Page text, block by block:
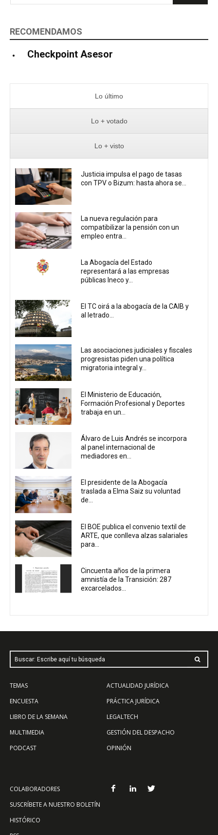
RECOMENDAMOS
Checkpoint Asesor
Lo último
Lo + votado
Lo + visto
Justicia impulsa el pago de tasas
con TPV o Bizum: hasta ahora se...
La nueva regulación para
compatibilizar la pensión con un
empleo entra...
La Abogacía del Estado
representará a las empresas
públicas Ineco y...
El TC oirá a la abogacía de la CAIB y
al letrado...
Las asociaciones judiciales y fiscales
progresistas piden una política
migratoria integral y...
El Ministerio de Educación,
Formación Profesional y Deportes
trabaja en un...
Álvaro de Luis Andrés se incorpora
al panel internacional de
mediadores en...
El presidente de la Abogacía
traslada a Elma Saiz su voluntad
de...
El BOE publica el convenio textil de
ARTE, que conlleva alzas salariales
para...
Cincuenta años de la primera
amnistía de la Transición: 287
excarcelados...
Buscar: Escribe aquí tu búsqueda
TEMAS
ENCUESTA
LIBRO DE LA SEMANA
MULTIMEDIA
PODCAST
ACTUALIDAD JURÍDICA
PRÁCTICA JURÍDICA
LEGALTECH
GESTIÓN DEL DESPACHO
OPINIÓN
COLABORADORES
SUSCRÍBETE A NUESTRO BOLETÍN
HISTÓRICO